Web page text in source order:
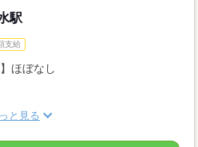
駅
支給
ほぼなし
と見る